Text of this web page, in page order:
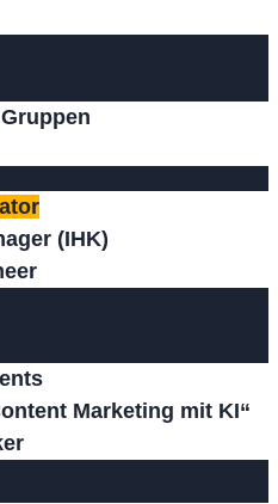
(IHK)
Marketing mit KI“